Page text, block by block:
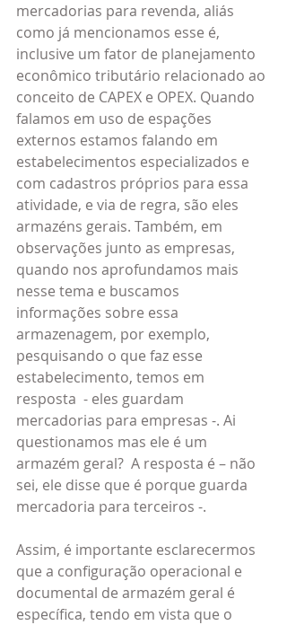
mercadorias para revenda, aliás
como já mencionamos esse é,
inclusive um fator de planejamento
econômico tributário relacionado ao
conceito de CAPEX e OPEX. Quando
falamos em uso de espações
externos estamos falando em
estabelecimentos especializados e
com cadastros próprios para essa
atividade, e via de regra, são eles
armazéns gerais. Também, em
observações junto as empresas,
quando nos aprofundamos mais
nesse tema e buscamos
informações sobre essa
armazenagem, por exemplo,
pesquisando o que faz esse
estabelecimento, temos em
resposta  - eles guardam
mercadorias para empresas -. Ai
questionamos mas ele é um
armazém geral?  A resposta é – não
sei, ele disse que é porque guarda
mercadoria para terceiros -.
Assim, é importante esclarecermos
que a configuração operacional e
documental de armazém geral é
específica, tendo em vista que o